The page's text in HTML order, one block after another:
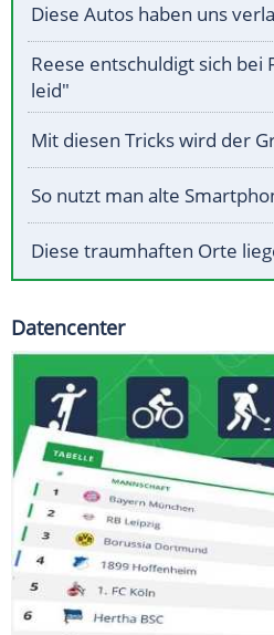
Diese Autos haben uns
Reese entschuldigt sich bei
leid"
Mit diesen Tricks wird der
So nutzt man alte
Diese traumhaften Orte
Datencenter